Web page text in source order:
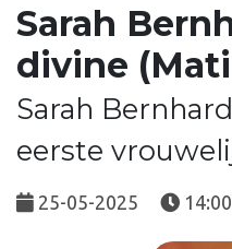
Sarah
divine
Sarah
eerste
25-05-2025 14:00